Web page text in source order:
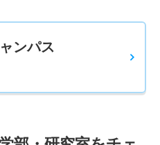
ンパス